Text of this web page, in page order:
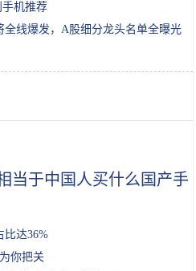
手机推荐
线爆发，A股细分龙头名单全曝光
当于中国人买什么国产手
比达36%
你把关